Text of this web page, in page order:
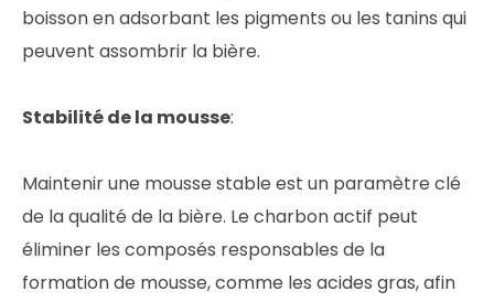
boisson en adsorbant les pigments ou les tanins qui
peuvent assombrir la bière.
Stabilité de la mousse:
Maintenir une mousse stable est un paramètre clé
de la qualité de la bière. Le charbon actif peut
éliminer les composés responsables de la
formation de mousse, comme les acides gras, afin